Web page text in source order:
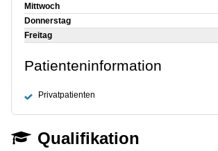
Mittwoch
Donnerstag
Freitag
Patienteninformation
Privatpatienten
Qualifikation